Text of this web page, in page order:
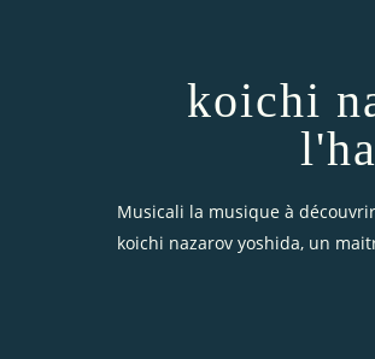
koichi
Musicali la musique à
koichi nazarov yoshida, un